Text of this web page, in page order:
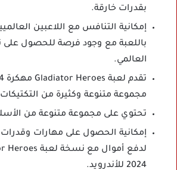
بقدرات خارقة.
إمكانية التنافس مع اللاعبين
باللعبة مع وجود فرصة للحصول على
العالمي.
مجموعة متنوعة وكثيرة من
تحتوي على مجموعة متنوعة من
إمكانية الحصول على مهارات وقدرات
2024 للأندرويد.